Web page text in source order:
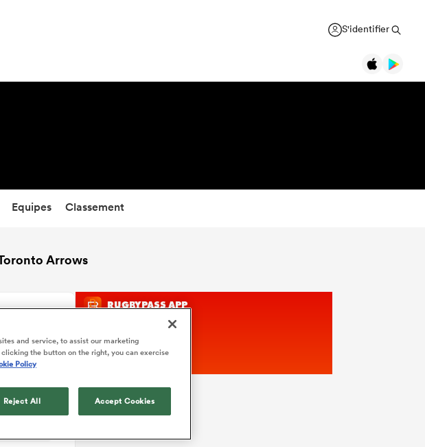
S'identifier
Equipes Classement
Arrows
and service, to assist our marketing
the button on the right, you can exercise
Policy
Reject All Accept Cookies